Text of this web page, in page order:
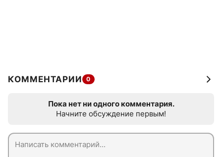
КОММЕНТАРИИ 0
Пока нет ни одного комментария.
Начните обсуждение первым!